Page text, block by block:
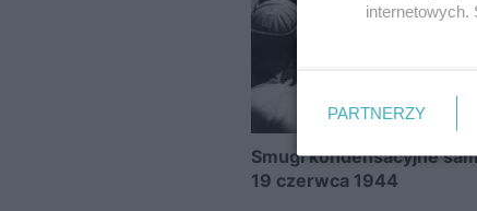
Smugi kondensacyjne
19 czerwca 1944
internetowych.
PARTNERZY